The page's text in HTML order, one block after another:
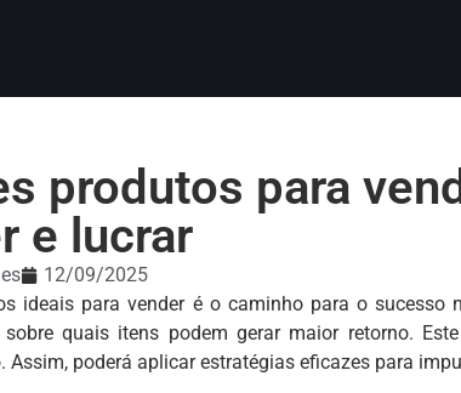
produtos para
e lucrar
12/09/2025
ideais para vender é o caminho para o sucesso
quais itens podem gerar maior retorno.
Assim, poderá aplicar estratégias eficazes para